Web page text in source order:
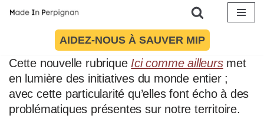
contenu
AIDEZ-NOUS À SAUVER MIP
Article mis à jour le 28 mai 2024 à 12:06
Cette nouvelle rubrique Ici comme ailleursmet
en lumière des initiatives du monde entier ;
avec cette particularité qu’elles font écho à des
problématiques présentes sur notre territoire.